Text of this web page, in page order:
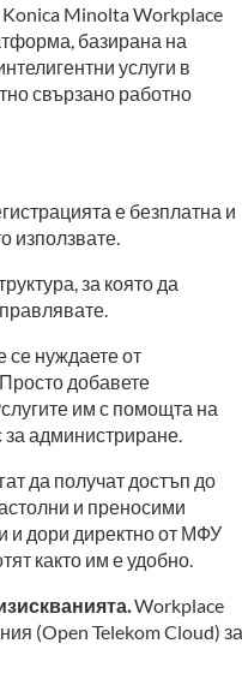
Minolta Workplace
базирана на
услуги в
свързано работно
е безплатна и
използвате.
за която да
се нуждаете от
добавете
им с помощта на
администриране.
да получат достъп до
и преносими
и дори директно от МФУ
както им е удобно.
Workplace
(Open Telekom Cloud)